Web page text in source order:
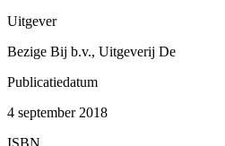
Uitgever
Bezige Bij b.v., Uitgeverij De
Publicatiedatum
4 september 2018
ISBN